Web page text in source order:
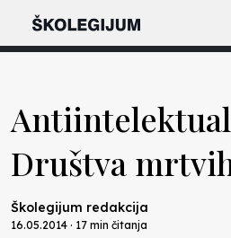
Društva
Školegijum redakcija
16.05.2014 · 17 min čitanja